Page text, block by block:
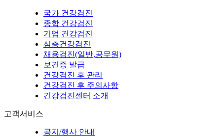
국가 건강검진
종합 건강검진
기업 건강검진
심층건강검진
채용검진(일반,공무원)
보건증 발급
건강검진 후 관리
건강검진 후 주의사항
건강검진센터 소개
고객서비스
공지/행사 안내